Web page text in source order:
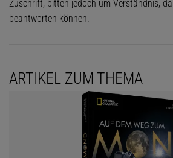
Zuschrift, bitten jedoch um Verständnis,
beantworten können.
ARTIKEL ZUM THEMA